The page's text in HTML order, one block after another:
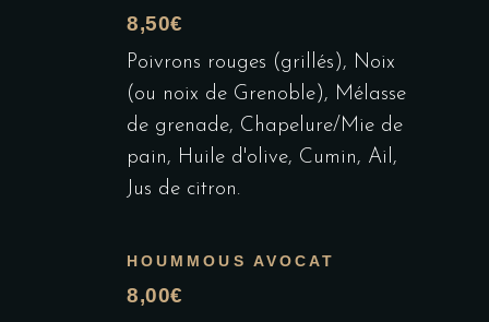
8,50€
Poivrons rouges (grillés), Noix
(ou noix de Grenoble), Mélasse
de grenade, Chapelure/Mie de
pain, Huile d'olive, Cumin, Ail,
Jus de citron.
HOUMMOUS AVOCAT
8,00€